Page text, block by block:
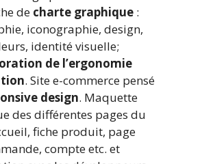
de charte graphique:
iconographie, design,
identité visuelle;
de l’ergonomie
. Site e-commerce pensé
design. Maquette
des différentes pages du
fiche produit, page
compte etc. et